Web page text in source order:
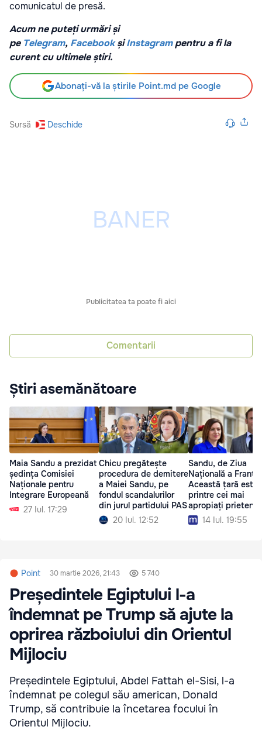
comunicatul de presă.
Acum ne puteți urmări și
pe Telegram, Facebook șiInstagrampentru a fi la
curent cu ultimele știri.
Abonați-vă la știrile Point.md pe Google
Sursă Deschide
Publicitatea ta poate fi aici
Comentarii
Știri asemănătoare
Maia Sandu a prezidat
ședința Comisiei
Naționale pentru
Integrare Europeană
27 Iul. 17:29
Chicu pregătește
procedura de demitere
a Maiei Sandu, pe
fondul scandalurilor
din jurul partidului PAS
20 Iul. 12:52
Sandu, de Ziua
Națională a
Această țară este
printre cei mai
apropiați prieteni
noștri14 Iul. 19:55
Point 30 martie 2026, 21:43 5 740
Președintele Egiptului l-a
îndemnat pe Trump să ajute la
oprirea războiului din Orientul
Mijlociu
Președintele Egiptului, Abdel Fattah el-Sisi, l-a
îndemnat pe colegul său american, Donald
Trump, să contribuie la încetarea focului în
Orientul Mijlociu.